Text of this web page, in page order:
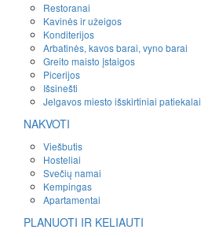
Restoranai
Kavinės ir užeigos
Konditerijos
Arbatinės, kavos barai, vyno barai
Greito maisto įstaigos
Picerijos
Išsinešti
Jelgavos miesto išskirtiniai patiekalai
NAKVOTI
Viešbutis
Hosteliai
Svečių namai
Kempingas
Apartamentai
PLANUOTI IR KELIAUTI